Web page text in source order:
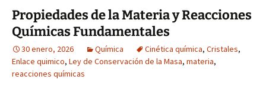
Propiedades de la Materia y Reacciones
Químicas Fundamentales
30 enero, 2026 Química Cinética química, Cristales,
Enlace quimico, Ley de Conservación de la Masa, materia,
reacciones químicas